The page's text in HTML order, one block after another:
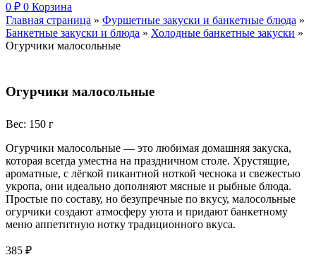
0 ₽ 0 Корзина
Главная страница » Фуршетные закуски и банкетные блюда »
Банкетные закуски и блюда » Холодные банкетные закуски »
Огурчики малосольные
Огурчики малосольные
Вес: 150 г
Огурчики малосольные — это любимая домашняя закуска,
которая всегда уместна на праздничном столе. Хрустящие,
ароматные, с лёгкой пикантной ноткой чеснока и свежестью
укропа, они идеально дополняют мясные и рыбные блюда.
Простые по составу, но безупречные по вкусу, малосольные
огурчики создают атмосферу уюта и придают банкетному
меню аппетитную нотку традиционного вкуса.
385 ₽